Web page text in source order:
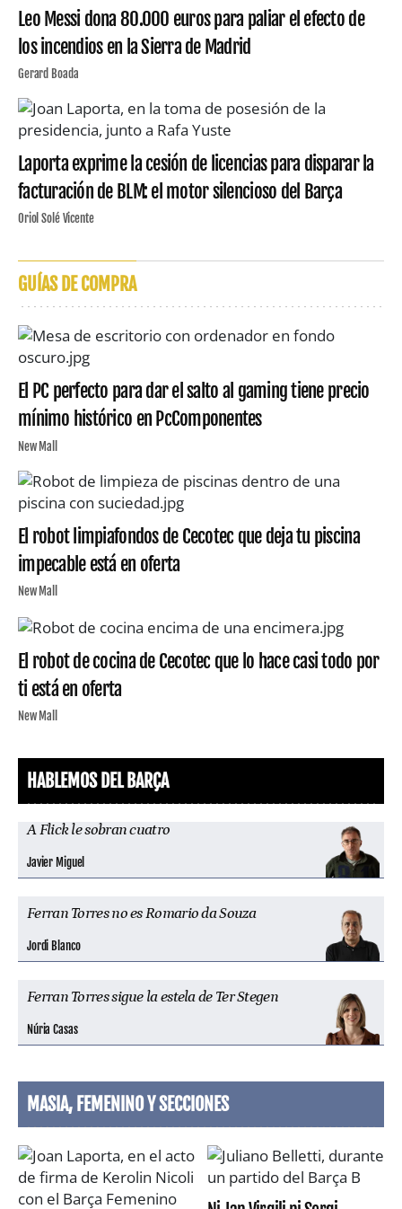
Leo Messi dona 80.000 euros para paliar el efecto de
los incendios en la Sierra de Madrid
Gerard Boada
Laporta exprime la cesión de licencias para disparar la
facturación de BLM: el motor silencioso del Barça
Oriol Solé Vicente
GUÍAS DE COMPRA
El PC perfecto para dar el salto al gaming tiene precio
mínimo histórico en PcComponentes
New Mall
El robot limpiafondos de Cecotec que deja tu piscina
impecable está en oferta
New Mall
El robot de cocina de Cecotec que lo hace casi todo por
ti está en oferta
New Mall
HABLEMOS DEL BARÇA
A Flick le sobran cuatro
Javier Miguel
Ferran Torres no es Romario da Souza
Jordi Blanco
Ferran Torres sigue la estela de Ter Stegen
Núria Casas
MASIA, FEMENINO Y SECCIONES